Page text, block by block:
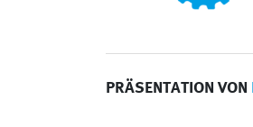
PRÄSENTATION VON